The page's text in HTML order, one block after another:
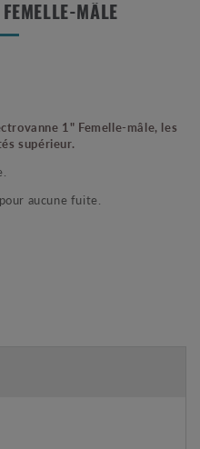
MÂLE
1" Femelle-mâle, les
supérieur.
aucune fuite.